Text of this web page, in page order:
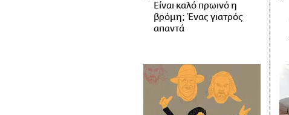
Είναι καλό πρωινό η
βρόμη; Ένας γιατρός
απαντά